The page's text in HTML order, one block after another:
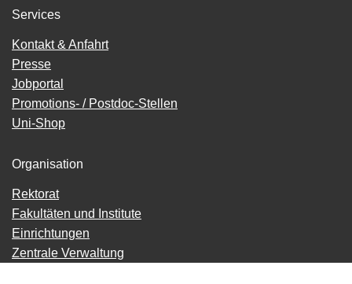
Services
Kontakt & Anfahrt
Presse
Jobportal
Promotions- / Postdoc-Stellen
Uni-Shop
Organisation
Rektorat
Fakultäten und Institute
Einrichtungen
Zentrale Verwaltung